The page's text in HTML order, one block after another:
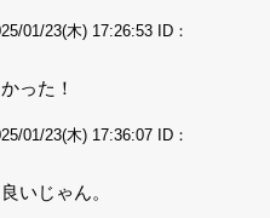
01/23(木) 17:26:53
ID：
った！
01/23(木) 17:36:07
ID：
いじゃん。